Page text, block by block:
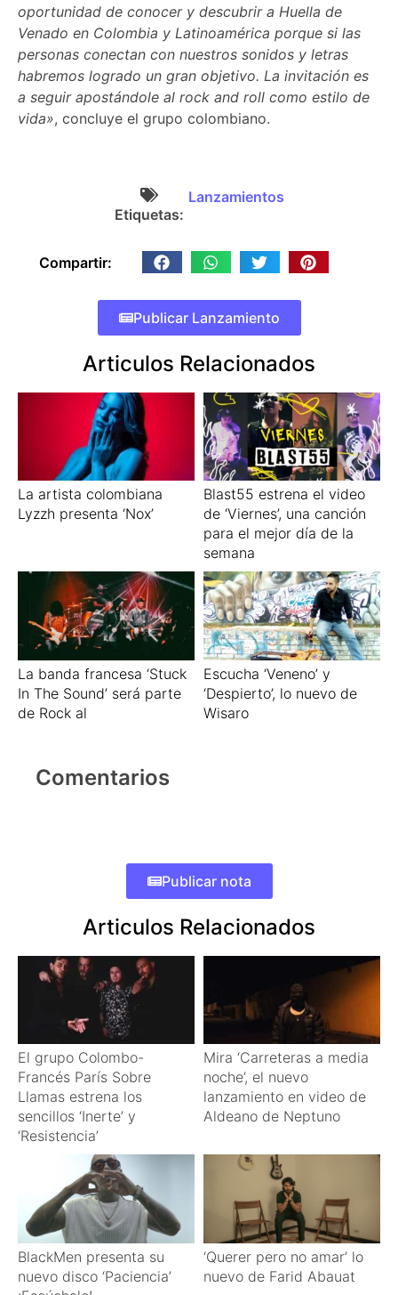
oportunidad de conocer y descubrir a Huella de
Venado en Colombia y Latinoamérica porque si las
personas conectan con nuestros sonidos y letras
habremos logrado un gran objetivo. La invitación es
a seguir apostándole al rock and roll como estilo de
vida», concluye el grupo colombiano.
Etiquetas:
Lanzamientos
Compartir:
Publicar Lanzamiento
Articulos Relacionados
La artista colombiana
Lyzzh presenta ‘Nox’
Blast55 estrena el video
de ‘Viernes’, una canción
para el mejor día de la
semana
La banda francesa ‘Stuck
In The Sound’ será parte
de Rock al
Escucha ‘Veneno’ y
‘Despierto’, lo nuevo de
Wisaro
Comentarios
Publicar nota
Articulos Relacionados
El grupo Colombo-
Francés París Sobre
Llamas estrena los
sencillos ‘Inerte’ y
‘Resistencia’
Mira ‘Carreteras a media
noche’, el nuevo
lanzamiento en video de
Aldeano de Neptuno
BlackMen presenta su
nuevo disco ‘Paciencia’
‘Querer pero no amar’ lo
nuevo de Farid Abauat